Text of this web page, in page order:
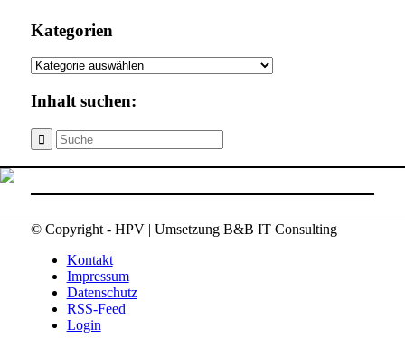
Kategorien
Kategorien
Inhalt suchen:
© Copyright - HPV | Umsetzung B&B IT Consulting
Kontakt
Impressum
Datenschutz
RSS-Feed
Login